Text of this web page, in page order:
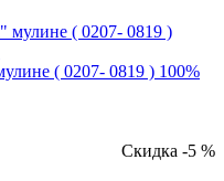
( 0207- 0819 ) 100%
Скидка -5 %